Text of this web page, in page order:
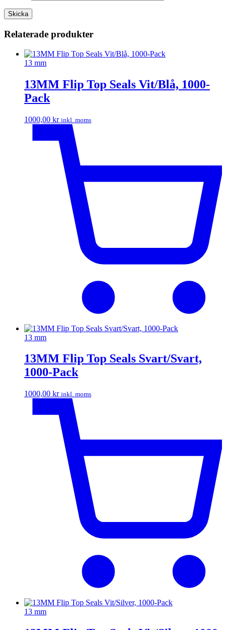
Relaterade produkter
13 mm
13MM Flip Top Seals Vit/Blå, 1000-
Pack
1000,00 kr inkl. moms
13 mm
13MM Flip Top Seals Svart/Svart,
1000-Pack
1000,00 kr inkl. moms
13 mm